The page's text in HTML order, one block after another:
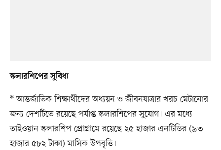
স্কলারশিপের সুবিধা
* আন্তর্জাতিক শিক্ষার্থীদের অধ্যয়ন ও জীবনযাত্রার খরচ মেটানোর
জন্য দেশটিতে রয়েছে পর্যাপ্ত স্কলারশিপের সুযোগ। এর মধ্যে
তাইওয়ান স্কলারশিপ প্রোগ্রামে রয়েছে ২৫ হাজার এনটিডির (৯৩
হাজার ৫৮২ টাকা) মাসিক উপবৃত্তি।